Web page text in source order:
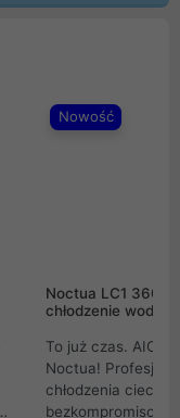
Nowość
Noctua LC1
chłodzenie wodne
To już czas. AIO
Noctua!
chłodzenia cieczą